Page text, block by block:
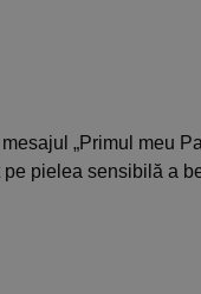
„Primul meu
pielea sensibilă a